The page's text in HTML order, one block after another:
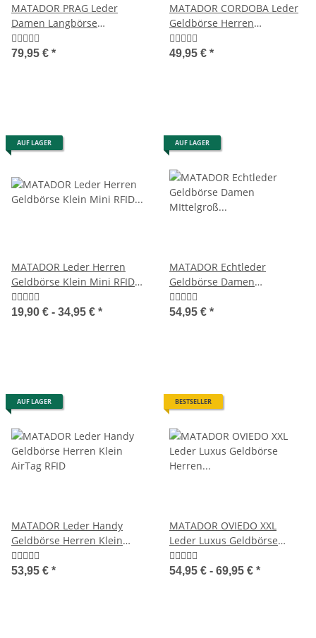
MATADOR PRAG Leder
Damen Langbörse
Geldbörse RFID TüV 7
Farben
79,95 € *
MATADOR CORDOBA Leder
Geldbörse Herren
Herrenbörse RFID TüV
49,95 € *
AUF LAGER
MATADOR Leder Herren
Geldbörse Klein Mini RFID
TüV Handgemacht
19,90 € - 34,95 € *
AUF LAGER
MATADOR Echtleder
Geldbörse Damen
MIttelgroß XXL RFID TüV
54,95 € *
AUF LAGER
MATADOR Leder Handy
Geldbörse Herren Klein
AirTag RFID
53,95 € *
BESTSELLER
MATADOR OVIEDO XXL
Leder Luxus Geldbörse
Herren TüV RFID
54,95 € - 69,95 € *